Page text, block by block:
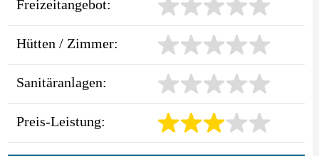
Freizeitangebot:
Hütten / Zimmer:
Sanitäranlagen:
Preis-Leistung: